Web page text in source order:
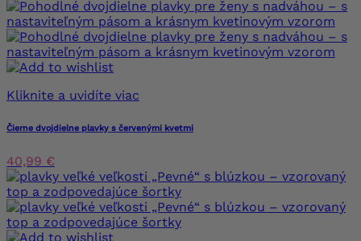
Kliknite a uvidíte viac
Čierne dvojdielne plavky s červenými kvetmi
40,99 €